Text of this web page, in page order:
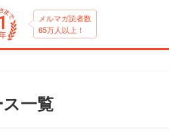
メルマガ読者数
65万人以上！
一覧